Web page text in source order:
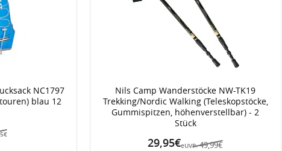
NC1797
blau 12
Nils Camp Wanderstöcke NW-TK19
Trekking/Nordic Walking (Teleskopstöcke,
Gummispitzen, höhenverstellbar) - 2
Stück
eUVP: 49,99€
29,95€